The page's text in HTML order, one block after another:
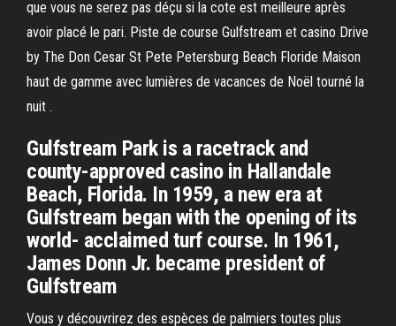
que vous ne serez pas déçu si la cote est meilleure après
avoir placé le pari. Piste de course Gulfstream et casino Drive
by The Don Cesar St Pete Petersburg Beach Floride Maison
haut de gamme avec lumières de vacances de Noël tourné la
nuit .
Gulfstream Park is a racetrack and
county-approved casino in Hallandale
Beach, Florida. In 1959, a new era at
Gulfstream began with the opening of its
world- acclaimed turf course. In 1961,
James Donn Jr. became president of
Gulfstream
Vous y découvrirez des espèces de palmiers toutes plus